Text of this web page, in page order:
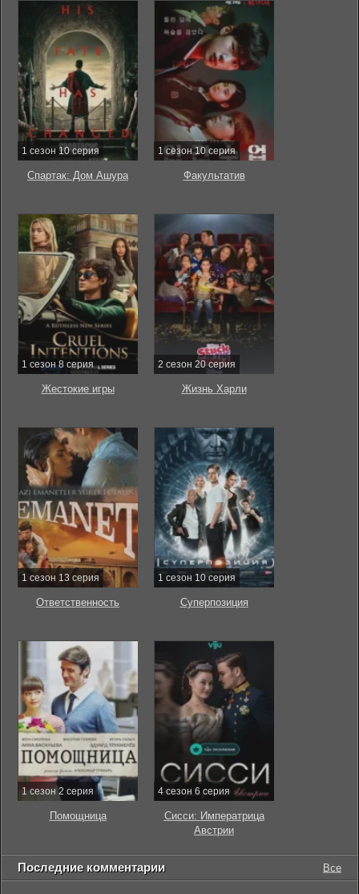
1 сезон 10 серия
Спартак: Дом Ашура
1 сезон 10 серия
Факультатив
1 сезон 8 серия
Жестокие игры
2 сезон 20 серия
Жизнь Харли
1 сезон 13 серия
Ответственность
1 сезон 10 серия
Суперпозиция
1 сезон 2 серия
Помощница
4 сезон 6 серия
Сисси: Императрица
Австрии
Последние комментарии Все